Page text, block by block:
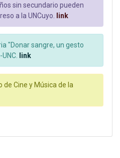
sin secundario pueden
a la UNCuyo. link
"Donar sangre, un gesto
link
de Cine y Música de la